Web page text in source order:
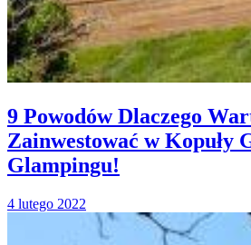
9 Powodów Dlaczego
Zainwestować w Kopuły
Glampingu!
4 lutego 2022